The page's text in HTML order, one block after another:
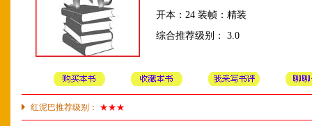
开本：24 装帧：精装
综合推荐级别： 3.0
红泥巴推荐级别： ★★★